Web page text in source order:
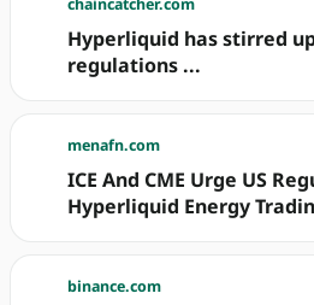
Hyperliquid has stirred
regulations ...
menafn.com
ICE And CME Urge US
Hyperliquid Energy
binance.com